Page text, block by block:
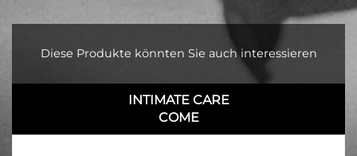
Diese Produkte könnten Sie auch interessieren
INTIMATE CARE
COME